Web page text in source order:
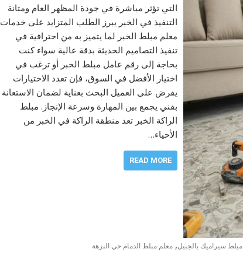
التي تؤثر مباشرة في جودة المظهر العام ومتانة
التنفيذ في الخبر يبرز الطلب المتزايد على خدمات
معلم مبلط الخبر لما يتميز به من احترافية في
تنفيذ التصاميم الحديثة بدقة عالية سواء كنت
بحاجة إلى رقم عامل مبلط الخبر أو ترغب في
اختيار الأفضل في السوق، فإن تعدد الاختيارات
يفرض على العميل البحث بعناية لضمان الاستعانة
بفني يجمع بين المهارة وسرعة الإنجاز. مبلط
الراكة الخبر تعد منطقة الراكة في الخبر من
الأحياء…
READ MORE
مبلط سيراميك بالجبيل, معلم مبلط الدمام حي النزهة